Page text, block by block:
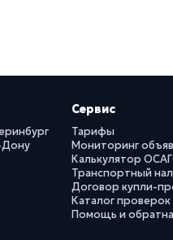
Дону
Сервис
Тарифы
Мониторинг
Калькулятор
Транспортный
Договор купли-
Каталог проверок
Помощь и